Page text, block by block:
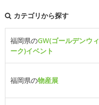
カテゴリから探す
福岡県のGW(ゴールデンウィ
ーク)イベント
福岡県の物産展